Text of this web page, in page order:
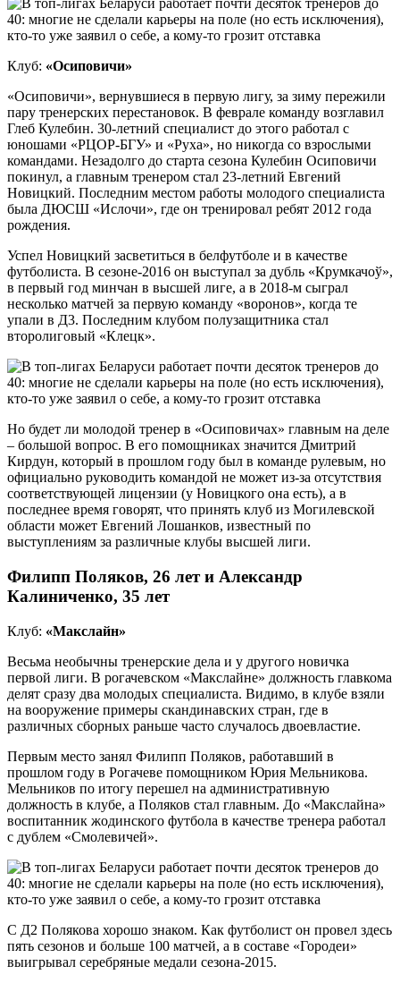
Клуб: «Осиповичи»
«Осиповичи», вернувшиеся в первую лигу, за зиму пережили
пару тренерских перестановок. В феврале команду возглавил
Глеб Кулебин. 30-летний специалист до этого работал с
юношами «РЦОР-БГУ» и «Руха», но никогда со взрослыми
командами. Незадолго до старта сезона Кулебин Осиповичи
покинул, а главным тренером стал 23-летний Евгений
Новицкий. Последним местом работы молодого специалиста
была ДЮСШ «Ислочи», где он тренировал ребят 2012 года
рождения.
Успел Новицкий засветиться в белфутболе и в качестве
футболиста. В сезоне-2016 он выступал за дубль «Крумкачоў»,
в первый год минчан в высшей лиге, а в 2018-м сыграл
несколько матчей за первую команду «воронов», когда те
упали в Д3. Последним клубом полузащитника стал
второлиговый «Клецк».
Но будет ли молодой тренер в «Осиповичах» главным на деле
– большой вопрос. В его помощниках значится Дмитрий
Кирдун, который в прошлом году был в команде рулевым, но
официально руководить командой не может из-за отсутствия
соответствующей лицензии (у Новицкого она есть), а в
последнее время говорят, что принять клуб из Могилевской
области может Евгений Лошанков, известный по
выступлениям за различные клубы высшей лиги.
Филипп Поляков, 26 лет и Александр
Калиниченко, 35 лет
Клуб: «Макслайн»
Весьма необычны тренерские дела и у другого новичка
первой лиги. В рогачевском «Макслайне» должность главкома
делят сразу два молодых специалиста. Видимо, в клубе взяли
на вооружение примеры скандинавских стран, где в
различных сборных раньше часто случалось двоевластие.
Первым место занял Филипп Поляков, работавший в
прошлом году в Рогачеве помощником Юрия Мельникова.
Мельников по итогу перешел на административную
должность в клубе, а Поляков стал главным. До «Макслайна»
воспитанник жодинского футбола в качестве тренера работал
с дублем «Смолевичей».
С Д2 Полякова хорошо знаком. Как футболист он провел здесь
пять сезонов и больше 100 матчей, а в составе «Городеи»
выигрывал серебряные медали сезона-2015.